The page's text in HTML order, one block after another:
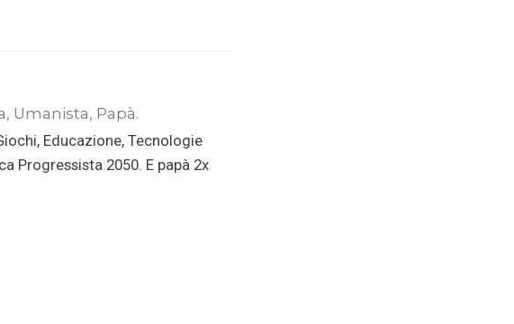
Umanista, Papà.
Educazione, Tecnologie
Progressista 2050. E papà 2x